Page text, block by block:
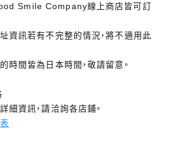
Smile Company線上商店皆可訂
資訊若有不完整的情況，將不適用此
時間皆為日本時間，敬請留意。
細資訊，請洽詢各店鋪。